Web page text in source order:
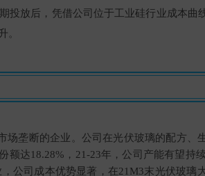
投放后，凭借公司位于工业硅行业成本曲
。
场垄断的企业。公司在光伏玻璃的配方、
额达18.28%，21-23年，公司产能有望持
公司成本优势显著，在21M3末光伏玻璃